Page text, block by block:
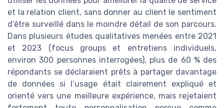
et la relation client, sans donner au client le sentiment
d’être surveillé dans le moindre détail de son parcours.
Dans plusieurs études qualitatives menées entre 2021
et 2023 (focus groups et entretiens individuels,
environ 300 personnes interrogées), plus de 60 % des
répondants se déclaraient prêts à partager davantage
de données si l’usage était clairement expliqué et
orienté vers une meilleure expérience, mais rejetaient